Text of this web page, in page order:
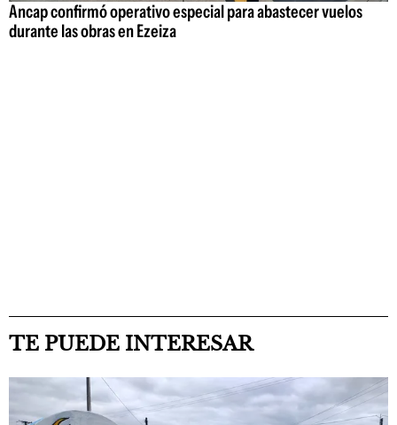
Ancap confirmó operativo especial para abastecer vuelos
durante las obras en Ezeiza
TE PUEDE INTERESAR